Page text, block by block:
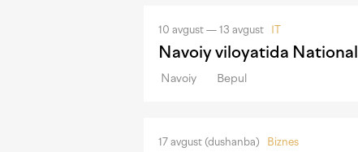
10 avgust — 13 avgust IT
Navoiy viloyatida
Navoiy Bepul
17 avgust (dushanba) Biznes